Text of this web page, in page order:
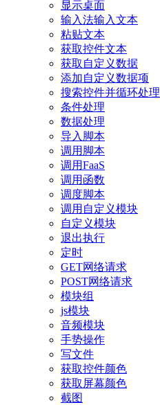
显示桌面
输入法输入文本
粘贴文本
获取控件文本
获取自定义数据
添加自定义数据项
搜索控件并循环处理
条件处理
数据处理
导入脚本
调用脚本
调用FaaS
调用函数
调度脚本
调用自定义模块
自定义模块
退出执行
定时
GET网络请求
POST网络请求
模块组
js模块
音频模块
手势操作
写文件
获取控件颜色
获取屏幕颜色
截图